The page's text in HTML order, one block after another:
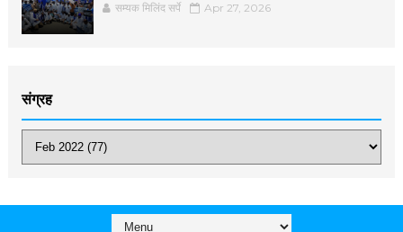
सम्यक मिलिंद सर्पे Apr 27, 2026
संग्रह